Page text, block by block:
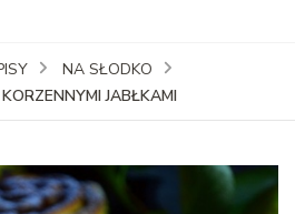
NA SŁODKO
JABŁKAMI